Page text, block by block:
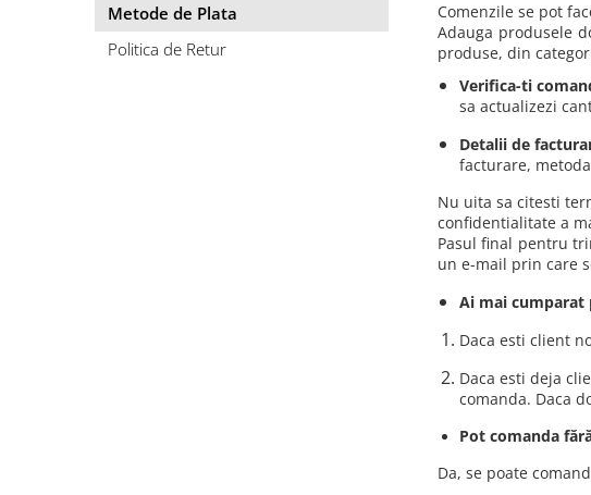
Comenzile se pot
Adauga produsele
produse, din
Verifica-ti
sa actualizezi
Detalii de
facturare,
Nu uita sa citesti
confidentialitate a
Pasul final pentru
un e-mail prin care
Ai mai cumparat
Daca esti client
Daca esti deja
comanda. Daca
Pot comanda
Da, se poate
Metode de Plata
Politica de Retur